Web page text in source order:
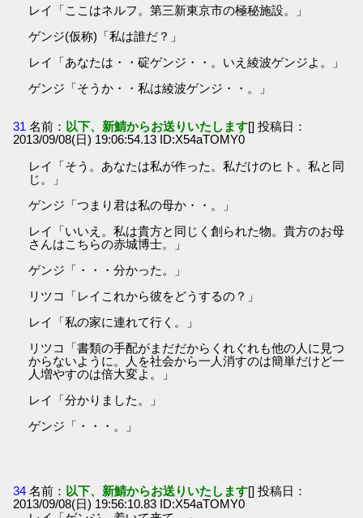
レイ「ここはネルフ。第三新東京市の極秘施設。」
ゲンジ(仮称)「私は誰だ？」
レイ「あなたは・・碇ゲンジ・・。いえ綾波ゲンジよ。」
ゲンジ「そうか・・私は綾波ゲンジ・・。」
31 名前： 以下、新鯖からお送りいたします[] 投稿日：
2013/09/08(日) 19:06:54.13 ID:X54aTOMY0
レイ「そう。あなたは私が作った。私だけのヒト。私と同
じ。」
ゲンジ「つまり君は私の母か・・。」
レイ「いいえ。私は貴方と同じく創られた物。貴方のお母
さんはこちらの赤城博士。」
ゲンジ「・・・分かった。」
リツコ「レイこれから彼をどうするの？」
レイ「私の家に連れて行く。」
リツコ「書類の手配がまだだからくれぐれも他の人に見つ
からないように。人を社会から一人消すのは簡単だけど一
人増やすのは倍大変よ。」
レイ「分かりました。」
ゲンジ「・・・。」
34 名前： 以下、新鯖からお送りいたします[] 投稿日：
2013/09/08(日) 19:56:10.83 ID:X54aTOMY0